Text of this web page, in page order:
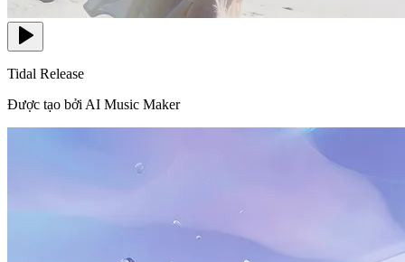
Tidal Release
Được tạo bởi AI Music Maker